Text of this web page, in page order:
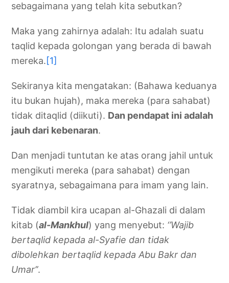
sebagaimana yang telah kita sebutkan?
Maka yang zahirnya adalah: Itu adalah suatu
taqlid kepada golongan yang berada di bawah
mereka.[1]
Sekiranya kita mengatakan: (Bahawa keduanya
itu bukan hujah), maka mereka (para sahabat)
tidak ditaqlid (diikuti). Dan pendapat ini adalah
jauh dari kebenaran.
Dan menjadi tuntutan ke atas orang jahil untuk
mengikuti mereka (para sahabat) dengan
syaratnya, sebagaimana para imam yang lain.
Tidak diambil kira ucapan al-Ghazali di dalam
kitab (al-Mankhul) yang menyebut: ‘’Wajib
bertaqlid kepada al-Syafie dan tidak
dibolehkan bertaqlid kepada Abu Bakr dan
Umar’’.